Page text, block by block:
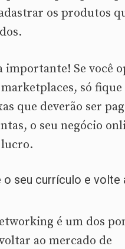
os produtos
importante! Se você
só fique
que deverão ser
o seu negócio
o seu currículo e volte
é um dos
ao mercado de